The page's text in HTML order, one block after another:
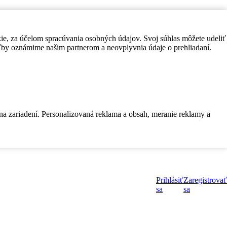
za účelom spracúvania osobných údajov. Svoj súhlas môžete udeliť
oznámime našim partnerom a neovplyvnia údaje o prehliadaní.
Personalizovaná reklama a obsah, meranie reklamy a
Prihlásiť
sa
Zaregistrovať
sa